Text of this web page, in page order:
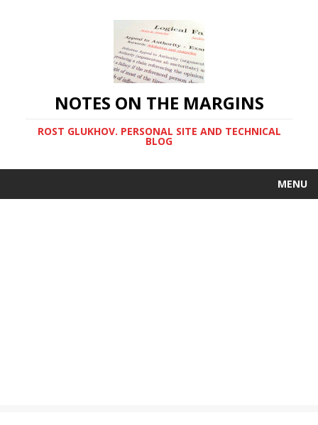
NOTES ON THE MARGINS
ROST GLUKHOV. PERSONAL SITE AND TECHNICAL
BLOG
MENU